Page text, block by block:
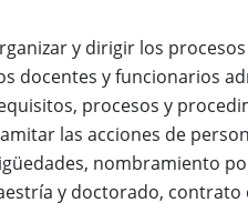
y dirigir los
docentes y funcionarios
procesos y
las acciones de
nombramiento
y doctorado,